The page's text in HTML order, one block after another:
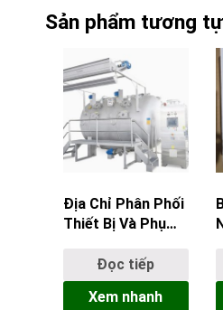
Sản phẩm tương tự
Địa Chỉ Phân Phối
Thiết Bị Và Phụ
Tecco Machine Uy
Tín
Đọc tiếp
Xem nhanh